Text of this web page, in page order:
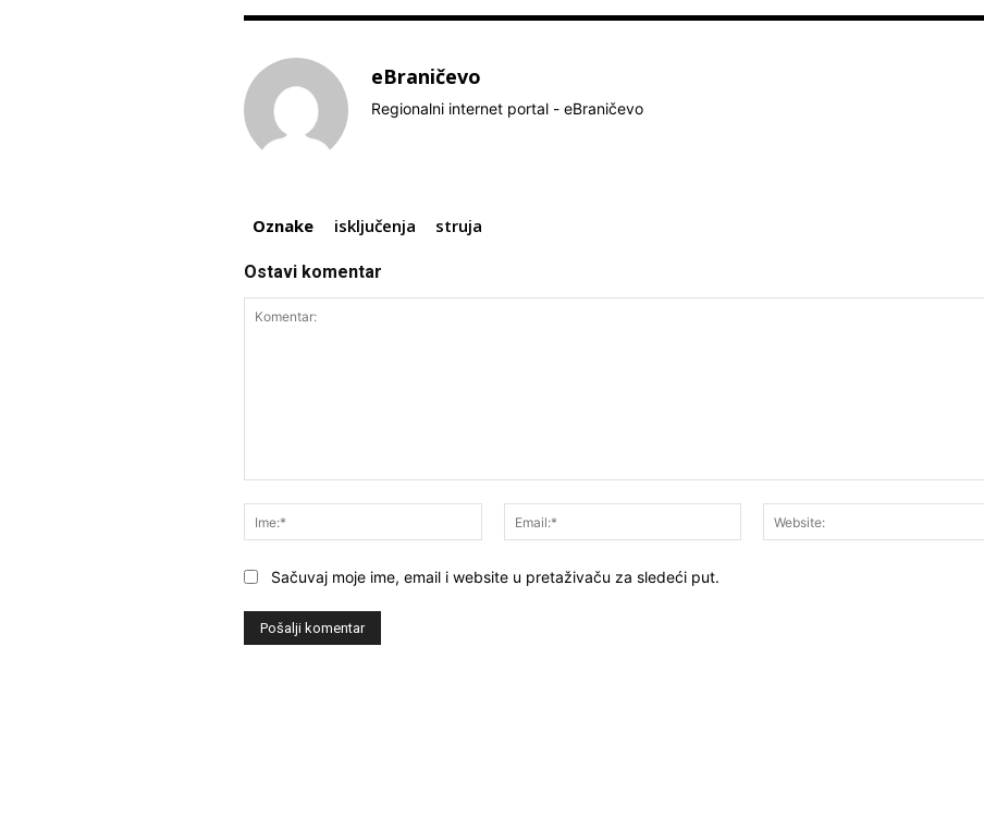
eBraničevo
Regionalni internet portal - eBraničevo
Oznake isključenja struja
Ostavi komentar
Ime:*
Email:*
Sačuvaj moje ime, email i website u pretaživaču za sledeći put.